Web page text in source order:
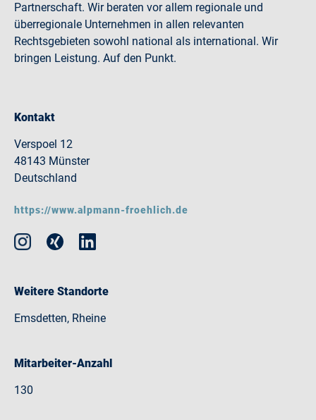
Partnerschaft. Wir beraten vor allem regionale und
überregionale Unternehmen in allen relevanten
Rechtsgebieten sowohl national als international. Wir
bringen Leistung. Auf den Punkt.
Kontakt
Verspoel 12
48143 Münster
Deutschland
https://www.alpmann-froehlich.de
Weitere Standorte
Emsdetten, Rheine
Mitarbeiter-Anzahl
130